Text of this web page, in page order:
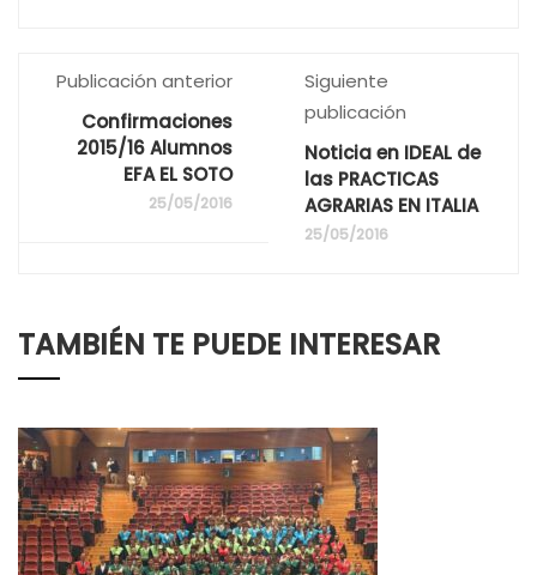
Publicación anterior
Confirmaciones
2015/16 Alumnos
EFA EL SOTO
25/05/2016
Siguiente
publicación
Noticia en IDEAL de
las PRACTICAS
AGRARIAS EN ITALIA
25/05/2016
TAMBIÉN TE PUEDE INTERESAR